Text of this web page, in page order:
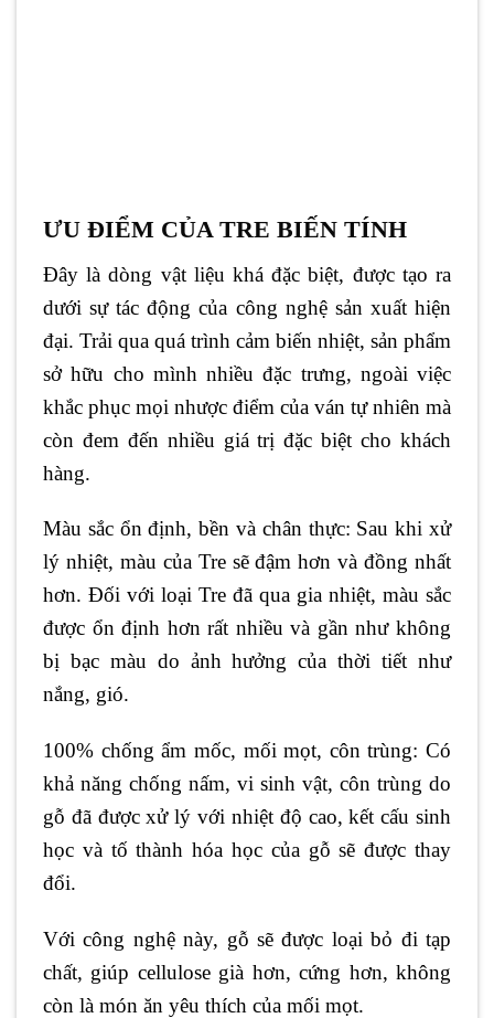
ƯU ĐIỂM CỦA TRE BIẾN TÍNH
Đây là dòng vật liệu khá đặc biệt, được tạo ra
dưới sự tác động của công nghệ sản xuất hiện
đại. Trải qua quá trình cảm biến nhiệt, sản phẩm
sở hữu cho mình nhiều đặc trưng, ngoài việc
khắc phục mọi nhược điểm của ván tự nhiên mà
còn đem đến nhiều giá trị đặc biệt cho khách
hàng.
Màu sắc ổn định, bền và chân thực: Sau khi xử
lý nhiệt, màu của Tre sẽ đậm hơn và đồng nhất
hơn. Đối với loại Tre đã qua gia nhiệt, màu sắc
được ổn định hơn rất nhiều và gần như không
bị bạc màu do ảnh hưởng của thời tiết như
nắng, gió.
100% chống ẩm mốc, mối mọt, côn trùng: Có
khả năng chống nấm, vi sinh vật, côn trùng do
gỗ đã được xử lý với nhiệt độ cao, kết cấu sinh
học và tố thành hóa học của gỗ sẽ được thay
đổi.
Với công nghệ này, gỗ sẽ được loại bỏ đi tạp
chất, giúp cellulose già hơn, cứng hơn, không
còn là món ăn yêu thích của mối mọt.